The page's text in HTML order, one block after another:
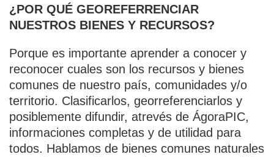
¿POR QUÉ GEOREFERRENCIAR
NUESTROS BIENES Y RECURSOS?
Porque es importante aprender a conocer y
reconocer cuales son los recursos y bienes
comunes de nuestro país, comunidades y/o
territorio. Clasificarlos, georreferenciarlos y
posiblemente difundir, atrevés de ÁgoraPIC,
informaciones completas y de utilidad para
todos. Hablamos de bienes comunes naturales